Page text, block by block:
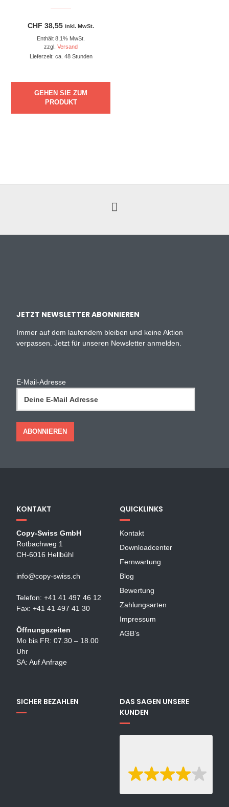
CHF 38,55 inkl. MwSt.
Enthält 8,1% MwSt.
zzgl.Versand
Lieferzeit: ca. 48 Stunden
GEHEN SIE ZUM
PRODUKT
JETZT NEWSLETTER ABONNIEREN
Immer auf dem laufendem bleiben und keine Aktion
verpassen. Jetzt für unseren Newsletter anmelden.
E-Mail-Adresse
KONTAKT
Copy-Swiss GmbH
Rotbachweg 1
CH-6016 Hellbühl
info@copy-swiss.ch
Telefon: +41 41 497 46 12
Fax: +41 41 497 41 30
Öffnungszeiten
Mo bis FR: 07.30 – 18.00
Uhr
SA: Auf Anfrage
QUICKLINKS
Kontakt
Downloadcenter
Fernwartung
Blog
Bewertung
Zahlungsarten
Impressum
AGB’s
SICHER BEZAHLEN
DAS SAGEN UNSERE
KUNDEN